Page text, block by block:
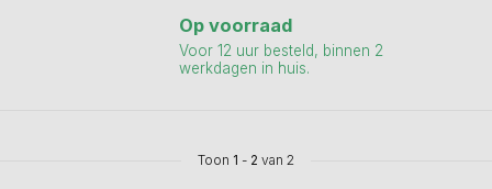
Op voorraad
Voor 12 uur besteld, binnen 2
werkdagen in huis.
Toon 1 - 2 van 2